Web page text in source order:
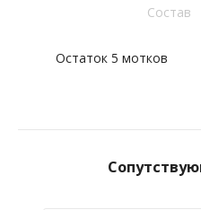
Состав
Остаток 5 мотков